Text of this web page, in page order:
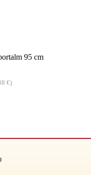
95 cm
€)